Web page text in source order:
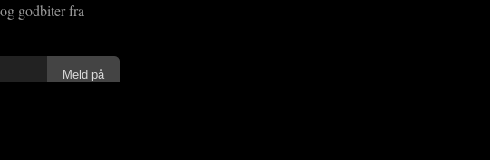
godbiter fra